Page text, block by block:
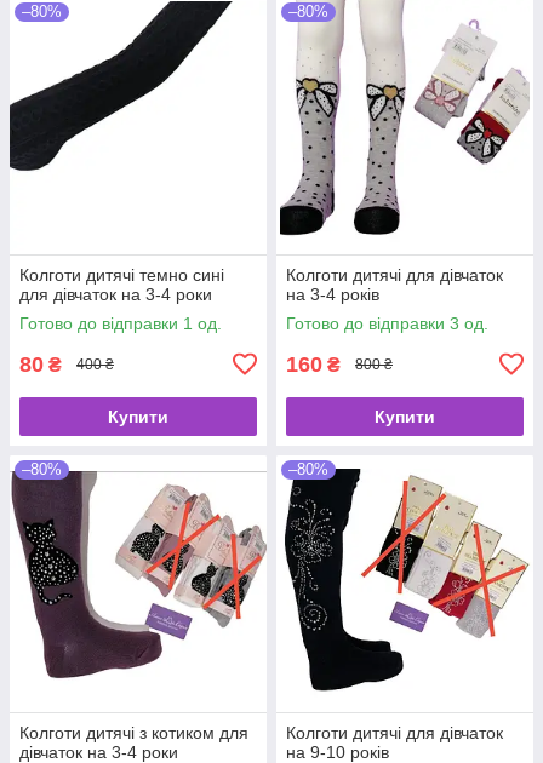
–80%
Колготи дитячі темно сині
для дівчаток на 3-4 роки
Готово до відправки 1 од.
80 ₴ 400 ₴
Купити
–80%
Колготи дитячі для дівчаток
на 3-4 років
Готово до відправки 3 од.
160 ₴ 800 ₴
Купити
–80%
Колготи дитячі з котиком для
дівчаток на 3-4 роки
–80%
Колготи дитячі для дівчаток
на 9-10 років